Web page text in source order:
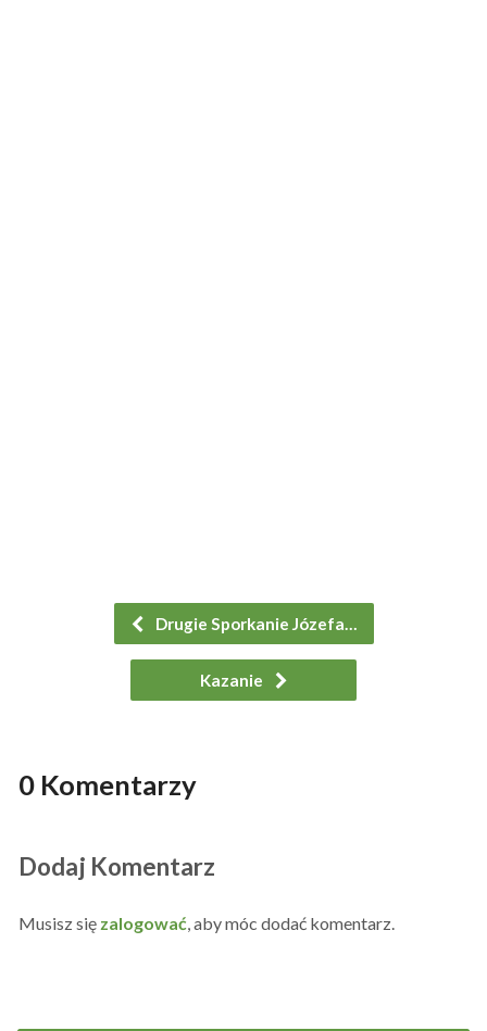
Drugie Sporkanie Józefa…
Kazanie
0 Komentarzy
Dodaj Komentarz
Musisz się zalogować , aby móc dodać komentarz.